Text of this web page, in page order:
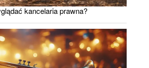
kancelaria prawna?